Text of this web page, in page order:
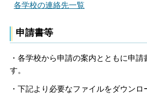
各学校の連絡先一覧
申請書等
・各学校から申請の案内とともに申請
す。
・下記より必要なファイルをダウンロ